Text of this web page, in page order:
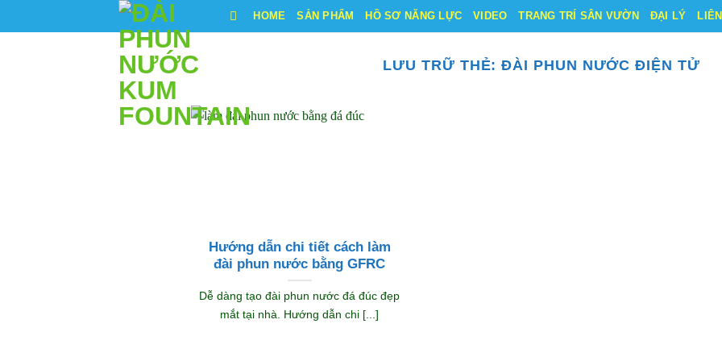
qua
HOME SẢN PHẨM HỒ SƠ NĂNG LỰC VIDEO TRANG TRÍ SÂN VƯỜN ĐẠI LÝ
LƯU TRỮ THẺ:ĐÀI PHUN NƯỚC ĐIỆN TỬ
Hướng dẫn chi tiết cách làm
đài phun nước bằng GFRC
Dễ dàng tạo đài phun nước đá đúc đẹp
mắt tại nhà. Hướng dẫn chi [...]